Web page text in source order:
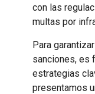
con las
multas por
Para
sanciones, es
estrategias
presentamos